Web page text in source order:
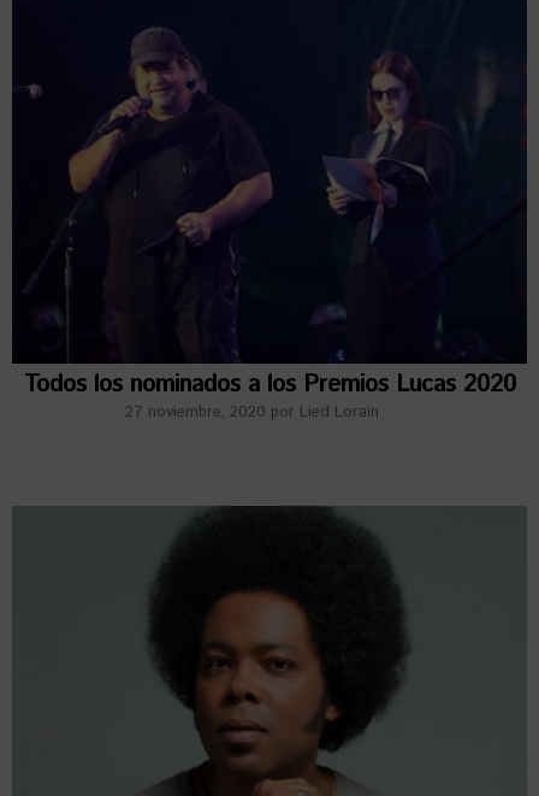
Todos los nominados a los Premios Lucas 2020
27 noviembre, 2020 por Lied Lorain